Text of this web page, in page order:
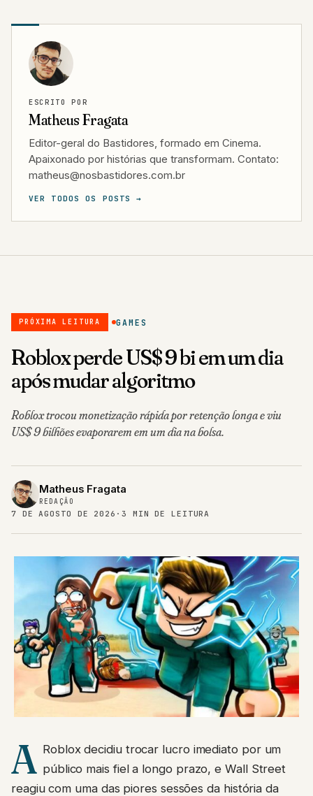
ESCRITO POR
Matheus Fragata
Editor-geral do Bastidores, formado em Cinema.
Apaixonado por histórias que transformam. Contato:
matheus@nosbastidores.com.br
VER TODOS OS POSTS →
PRÓXIMA LEITURA GAMES
Roblox perde US$ 9 bi em um dia
após mudar algoritmo
Roblox trocou monetização rápida por retenção longa e viu
US$ 9 bilhões evaporarem em um dia na bolsa.
Matheus Fragata
REDAÇÃO
7 DE AGOSTO DE 2026 · 3 MIN DE LEITURA
A Roblox decidiu trocar lucro imediato por um
público mais fiel a longo prazo, e Wall Street
reagiu com uma das piores sessões da história da